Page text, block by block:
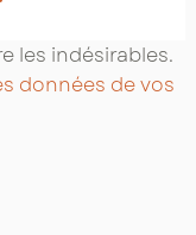
les indésirables.
données de vos